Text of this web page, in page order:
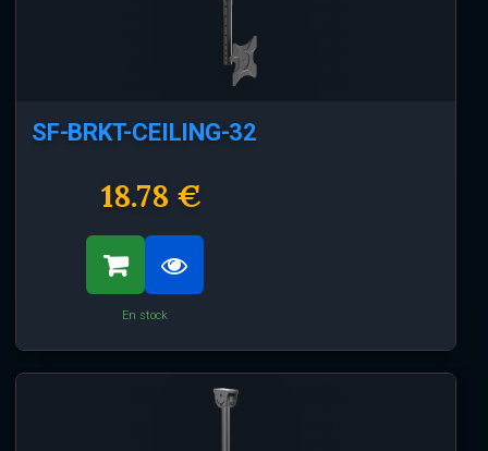
SF-BRKT-CEILING-32
18.78 €
En stock